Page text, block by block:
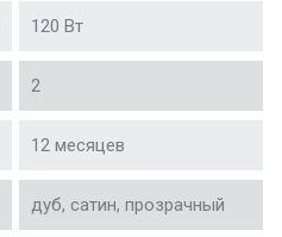
120 Вт
2
12 месяцев
дуб, сатин, прозрачный